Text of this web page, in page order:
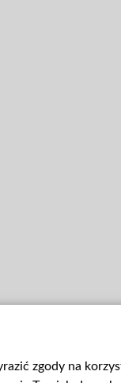
zgody na